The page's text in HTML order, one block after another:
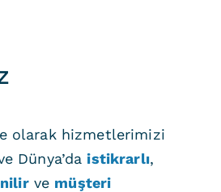
olarak hizmetlerimizi
Dünya’daistikrarlı,
ve müşteri